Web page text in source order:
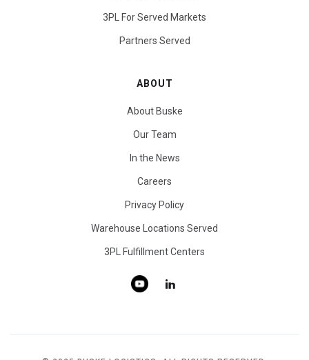
3PL For Served Markets
Partners Served
ABOUT
About Buske
Our Team
In the News
Careers
Privacy Policy
Warehouse Locations Served
3PL Fulfillment Centers